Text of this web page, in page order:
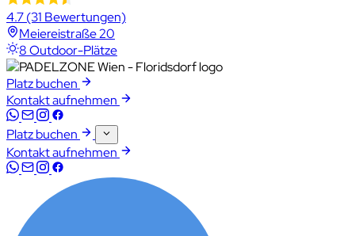
4.7(31 Bewertungen)
Meiereistraße 20
8 Outdoor-Plätze
Platz buchen
Kontakt aufnehmen
Platz buchen
Kontakt aufnehmen